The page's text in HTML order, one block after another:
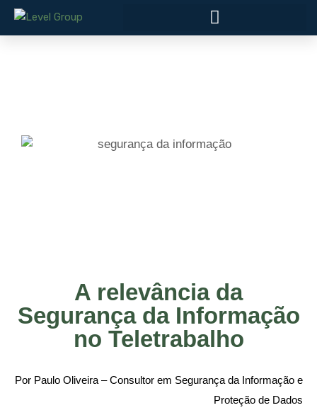
A relevância da
Segurança da Informação
no Teletrabalho
Por Paulo Oliveira – Consultor em Segurança da Informação e
Proteção de Dados